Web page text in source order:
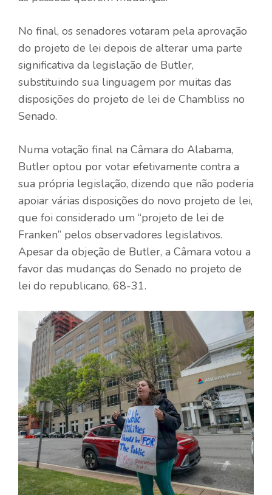
No final, os senadores votaram pela aprovação
do projeto de lei depois de alterar uma parte
significativa da legislação de Butler,
substituindo sua linguagem por muitas das
disposições do projeto de lei de Chambliss no
Senado.
Numa votação final na Câmara do Alabama,
Butler optou por votar efetivamente contra a
sua própria legislação, dizendo que não poderia
apoiar várias disposições do novo projeto de lei,
que foi considerado um “projeto de lei de
Franken” pelos observadores legislativos.
Apesar da objeção de Butler, a Câmara votou a
favor das mudanças do Senado no projeto de
lei do republicano, 68-31.